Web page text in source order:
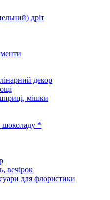
дріт
декор
мішки
шоколаду *
вечірок
для флористики